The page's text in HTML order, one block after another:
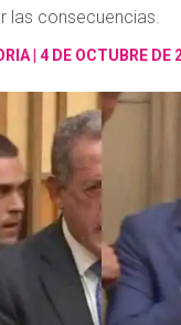
las consecuencias.
4 DE OCTUBRE DE